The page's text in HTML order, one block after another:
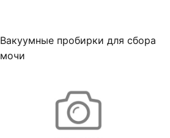
Вакуумные пробирки для сбора
мочи